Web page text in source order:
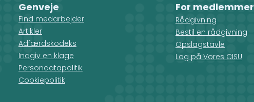
Genveje
Find medarbejder
Artikler
Adfærdskodeks
Indgiv en klage
Persondatapolitik
Cookiepolitik
For medlemmer
Rådgivning
Bestil en rådgivning
Opslagstavle
Log på Vores CISU